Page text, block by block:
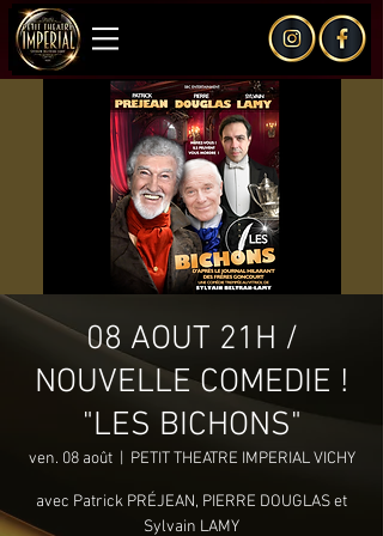
08 AOUT 21H /
NOUVELLE COMEDIE !
"LES BICHONS"
ven. 08 août
  |
PETIT THEATRE IMPERIAL VICHY
avec Patrick PRÉJEAN, PIERRE DOUGLAS et